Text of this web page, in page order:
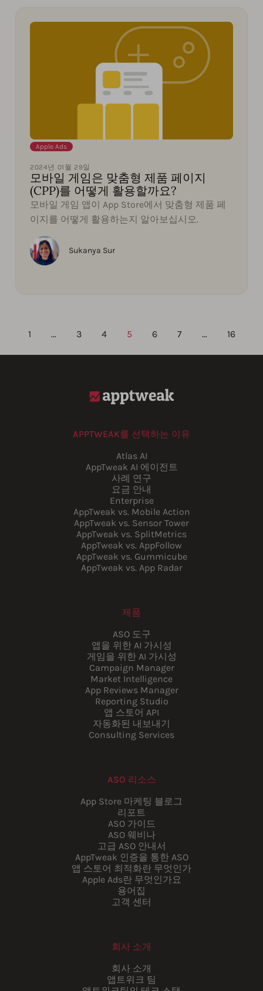
Apple Ads
2024년 01월 29일
모바일 게임은 맞춤형 제품 페이지
(CPP)를 어떻게 활용할까요?
모바일 게임 앱이 App Store에서 맞춤형 제품 페
이지를 어떻게 활용하는지 알아보십시오.
Sukanya Sur
1 … 3 4 5 6 7 … 16
APPTWEAK를 선택하는 이유
Atlas AI
AppTweak AI 에이전트
사례 연구
요금 안내
Enterprise
AppTweak vs. Mobile Action
AppTweak vs. Sensor Tower
AppTweak vs. SplitMetrics
AppTweak vs. AppFollow
AppTweak vs. Gummicube
AppTweak vs. App Radar
제품
ASO 도구
앱을 위한 AI 가시성
게임을 위한 AI 가시성
Campaign Manager
Market Intelligence
App Reviews Manager
Reporting Studio
앱 스토어 API
자동화된 내보내기
Consulting Services
ASO 리소스
App Store 마케팅 블로그
리포트
ASO 가이드
ASO 웨비나
고급 ASO 안내서
AppTweak 인증을 통한 ASO
앱 스토어 최적화란 무엇인가
Apple Ads란 무엇인가요
용어집
고객 센터
회사 소개
회사 소개
앱트위크 팀